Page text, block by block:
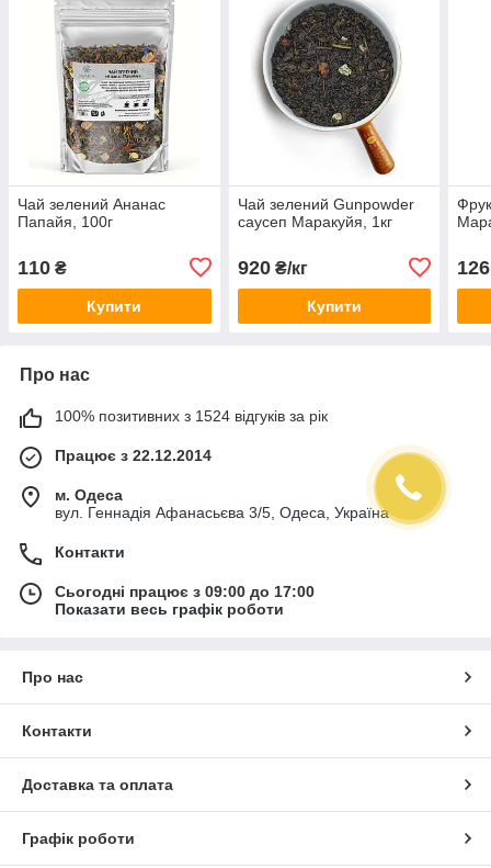
Чай зелений Ананас
Папайя, 100г
110 ₴
Купити
Чай зелений Gunpowder
саусеп Маракуйя, 1кг
920₴/кг
Купити
126
Про нас
100% позитивних з 1524 відгуків за рік
Працює з 22.12.2014
м. Одеса
вул. Геннадія Афанасьєва 3/5, Одеса, Україна
Контакти
Сьогодні працює з 09:00 до 17:00
Показати весь графік роботи
Про нас
Контакти
Доставка та оплата
Графік роботи